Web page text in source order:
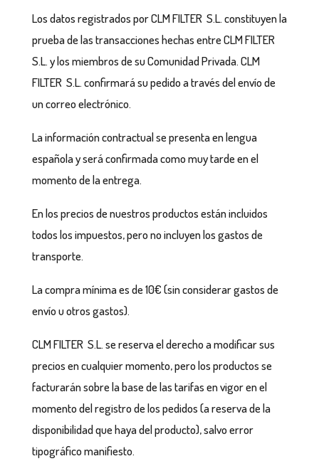
Los datos registrados por CLM FILTER S.L. constituyen la
prueba de las transacciones hechas entre CLM FILTER
S.L. y los miembros de su Comunidad Privada. CLM
FILTER S.L. confirmará su pedido a través del envío de
un correo electrónico.
La información contractual se presenta en lengua
española y será confirmada como muy tarde en el
momento de la entrega.
En los precios de nuestros productos están incluidos
todos los impuestos, pero no incluyen los gastos de
transporte.
La compra mínima es de 10€ (sin considerar gastos de
envío u otros gastos).
CLM FILTER S.L. se reserva el derecho a modificar sus
precios en cualquier momento, pero los productos se
facturarán sobre la base de las tarifas en vigor en el
momento del registro de los pedidos (a reserva de la
disponibilidad que haya del producto), salvo error
tipográfico manifiesto.